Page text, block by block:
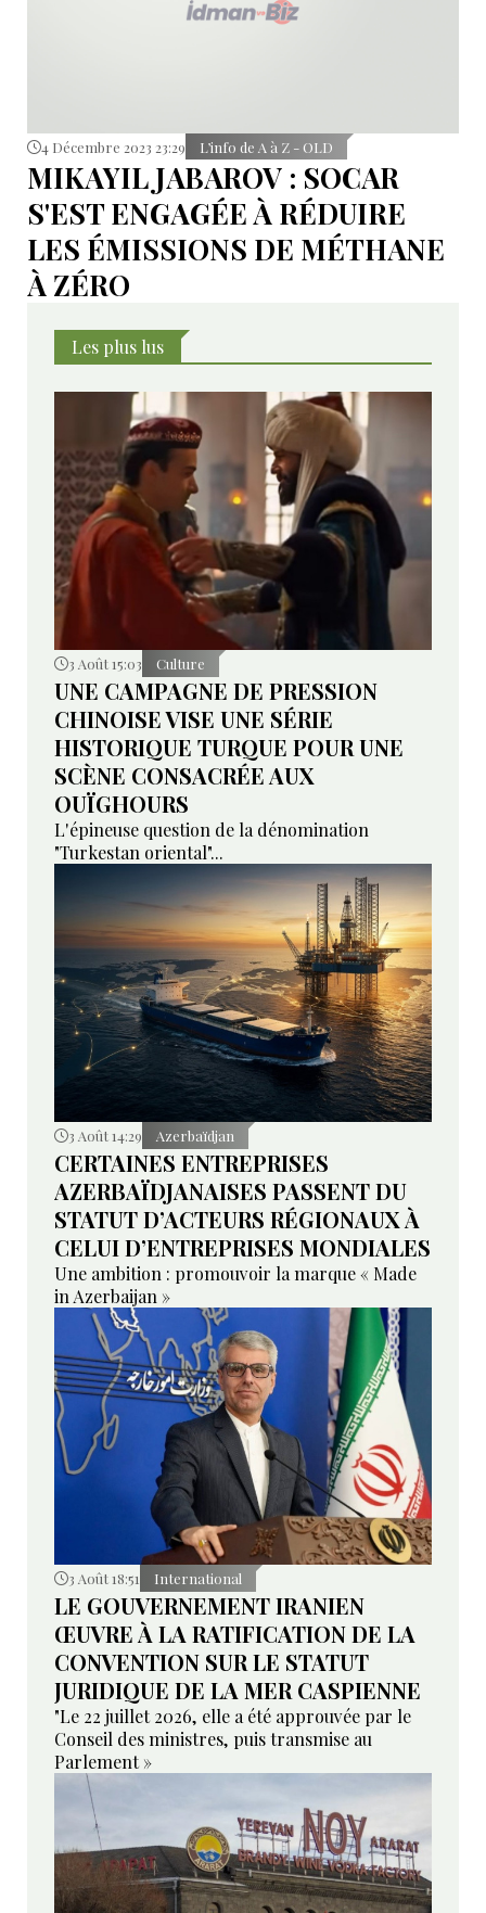
4 Décembre 2023 23:29 L’info de A à Z - OLD
MIKAYIL JABAROV : SOCAR
S'EST ENGAGÉE À RÉDUIRE
LES ÉMISSIONS DE MÉTHANE
À ZÉRO
Les plus lus
3 Août 15:03 Culture
UNE CAMPAGNE DE PRESSION
CHINOISE VISE UNE SÉRIE
HISTORIQUE TURQUE POUR UNE
SCÈNE CONSACRÉE AUX
OUÏGHOURS
L'épineuse question de la dénomination
"Turkestan oriental"...
3 Août 14:29 Azerbaïdjan
CERTAINES ENTREPRISES
AZERBAÏDJANAISES PASSENT DU
STATUT D’ACTEURS RÉGIONAUX À
CELUI D’ENTREPRISES MONDIALES
Une ambition : promouvoir la marque « Made
in Azerbaijan »
3 Août 18:51 International
LE GOUVERNEMENT IRANIEN
ŒUVRE À LA RATIFICATION DE LA
CONVENTION SUR LE STATUT
JURIDIQUE DE LA MER CASPIENNE
"Le 22 juillet 2026, elle a été approuvée par le
Conseil des ministres, puis transmise au
Parlement »